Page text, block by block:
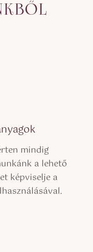
mindig
a lehető
képviselje a